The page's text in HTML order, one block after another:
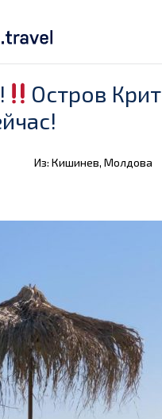
! Остров Крит
Из: Кишинев, Молдова